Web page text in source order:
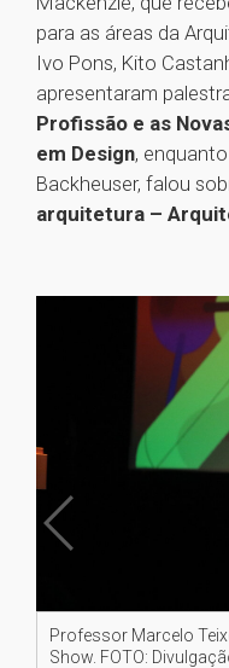
para as áreas da
Ivo Pons, Kito
apresentaram
Profissão e as
em Design,
Backheuser, falou
arquitetura –
Professor Marcelo
Show. FOTO: